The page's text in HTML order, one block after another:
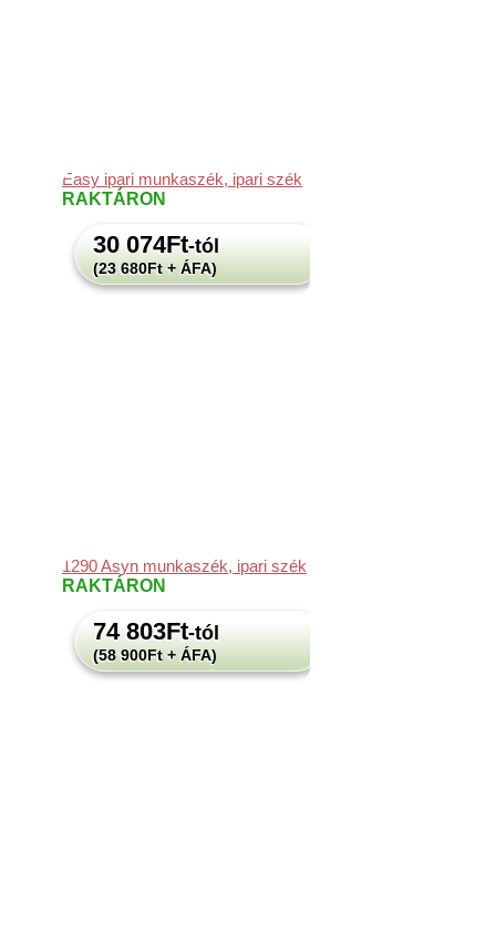
Easy ipari munkaszék, ipari szék
RAKTÁRON
30 074Ft-tól
(23 680Ft + ÁFA)
1290 Asyn munkaszék, ipari szék
RAKTÁRON
74 803Ft-tól
(58 900Ft + ÁFA)